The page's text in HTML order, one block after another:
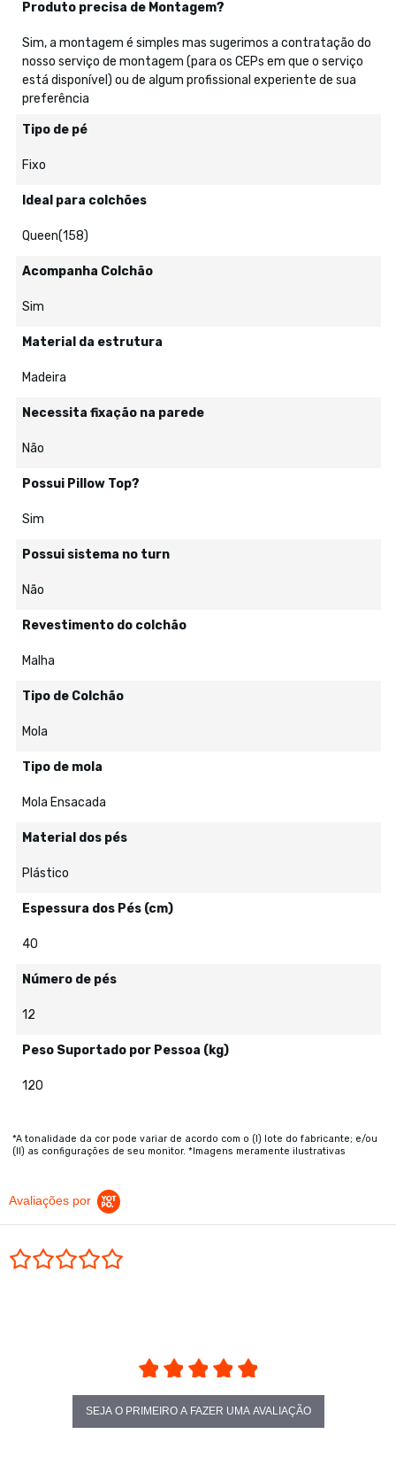
Produto precisa de Montagem?
Sim, a montagem é simples mas sugerimos a contratação do
nosso serviço de montagem (para os CEPs em que o serviço
está disponível) ou de algum profissional experiente de sua
preferência
Tipo de pé
Fixo
Ideal para colchões
Queen(158)
Acompanha Colchão
Sim
Material da estrutura
Madeira
Necessita fixação na parede
Não
Possui Pillow Top?
Sim
Possui sistema no turn
Não
Revestimento do colchão
Malha
Tipo de Colchão
Mola
Tipo de mola
Mola Ensacada
Material dos pés
Plástico
Espessura dos Pés (cm)
40
Número de pés
12
Peso Suportado por Pessoa (kg)
120
*A tonalidade da cor pode variar de acordo com o (I) lote do fabricante; e/ou
(II) as configurações de seu monitor. *Imagens meramente ilustrativas
Avaliações por
SEJA O PRIMEIRO A FAZER UMA AVALIAÇÃO